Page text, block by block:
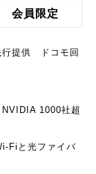
会員限定
行提供 ドコモ回
1000社超
Fiと光ファイバ